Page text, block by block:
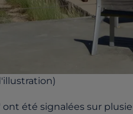
ont été signalées sur